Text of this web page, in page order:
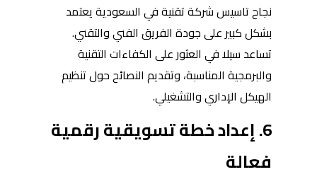
نجاح تاسيس شركة تقنية في السعودية يعتمد
بشكل كبير على جودة الفريق الفني والتقني.
تساعد سيلا في العثور على الكفاءات التقنية
والبرمجية المناسبة، وتقديم النصائح حول تنظيم
الهيكل الإداري والتشغيلي.
6. إعداد خطة تسويقية رقمية
فعالة